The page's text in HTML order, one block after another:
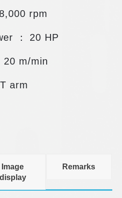
8,000 rpm
： 20 HP
20 m/min
arm
Image
display
Remarks